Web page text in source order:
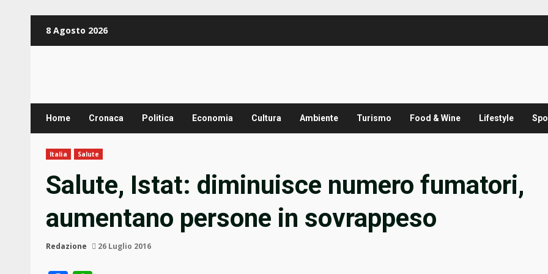
Inhalt8 Agosto 2026
Home Cronaca Politica Economia Cultura Ambiente Turismo Food & Wine Lifestyle
Italia Salute
Salute, Istat: diminuisce numero fumatori,
aumentano persone in sovrappeso
Redazione 26 Luglio 2016